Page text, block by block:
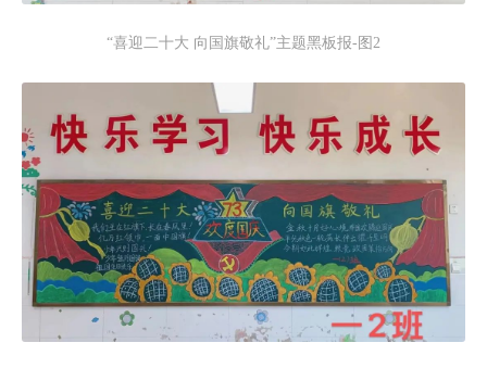
“喜迎二十大 向国旗敬礼”主题黑板报-图2